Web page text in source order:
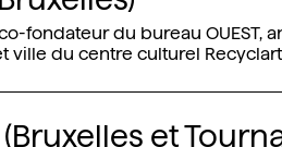
fondateur du bureau OUEST,
ville du centre culturel
et